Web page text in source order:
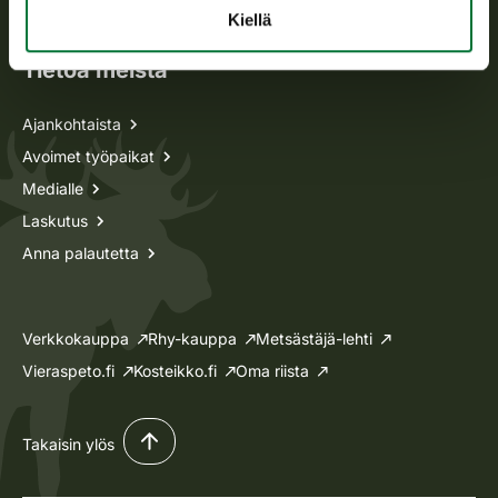
Kiellä
Tietoa meistä
Ajankohtaista
Avoimet työpaikat
Medialle
Laskutus
Anna palautetta
Verkkokauppa Rhy-kauppa
Metsästäjä-lehti
Vieraspeto.fi
Kosteikko.fi Oma riista
Takaisin ylös